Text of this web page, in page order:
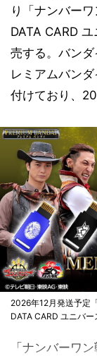
り「ナンバー
DATA CARD
売する。バン
レミアムバン
付けており、
2026年12月発送予定
DATA CARD ユニバ
「ナンバーワ